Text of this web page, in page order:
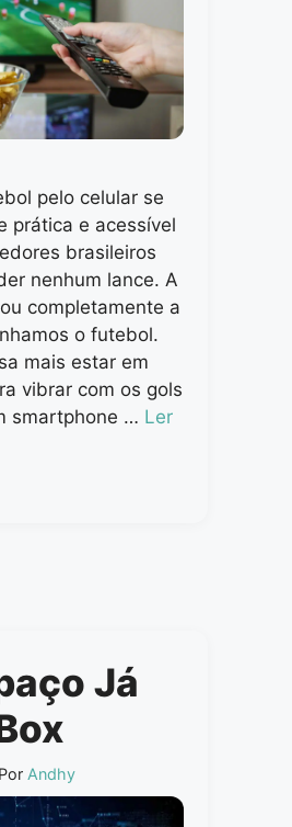
pelo celular se
prática e acessível
brasileiros
nenhum lance. A
completamente a
o futebol.
mais estar em
vibrar com os gols
smartphone … Ler
Já
Por Andhy